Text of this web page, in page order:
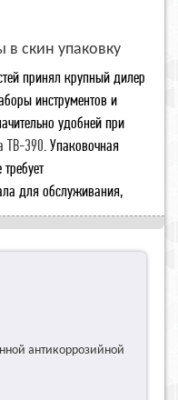
в скин упаковку
принял крупный дилер
инструментов и
удобней при
TB-390 . Упаковочная
для обслуживания,
антикоррозийной